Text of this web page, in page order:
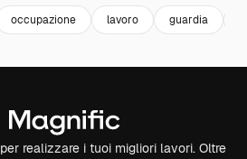
occupazione lavoro guardia
realizzare i tuoi migliori lavori. Oltre